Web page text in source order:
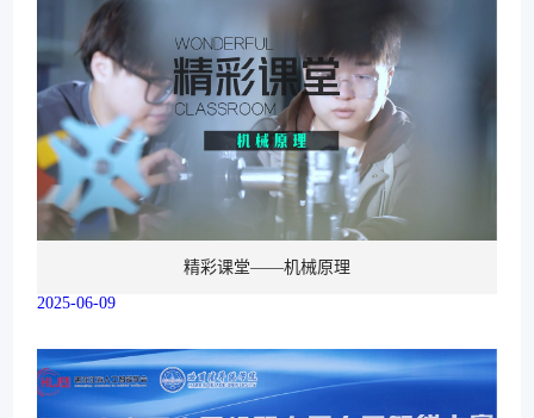
精彩课堂——机械原理
2025-06-09